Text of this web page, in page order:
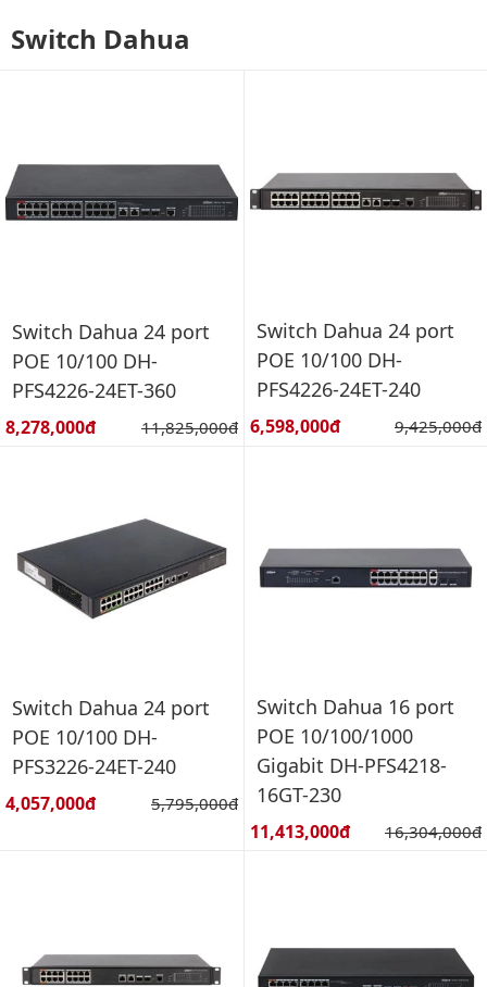
Switch Dahua
Switch Dahua 24 port
POE 10/100 DH-
PFS4226-24ET-360
Giá bán:
8,278,000đ Giá gốc:
11,825,000đ
Switch Dahua 24 port
POE 10/100 DH-
PFS4226-24ET-240
Giá bán:
6,598,000đ Giá gốc:
9,425,000đ
Switch Dahua 24 port
POE 10/100 DH-
PFS3226-24ET-240
Giá bán:
4,057,000đ Giá gốc:
5,795,000đ
Switch Dahua 16 port
POE 10/100/1000
Gigabit DH-PFS4218-
16GT-230
Giá bán:
11,413,000đ Giá gốc:
16,304,000đ